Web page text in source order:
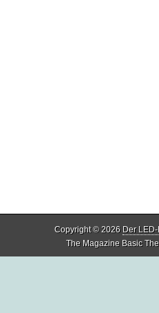
Copyright © 2026 Der
The Magazine Basic